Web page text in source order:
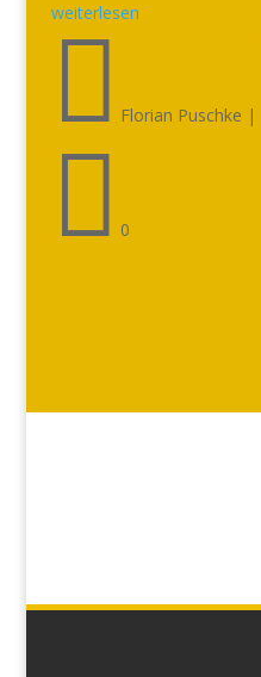
weiterlesen
 Florian Puschke |
 0